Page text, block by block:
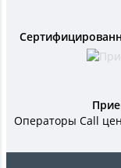
Операторы Call